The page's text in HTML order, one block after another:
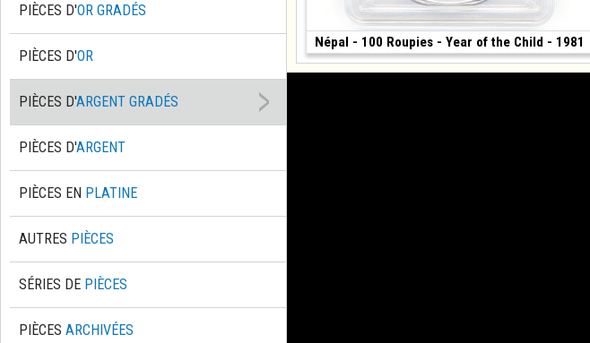
PIÈCES D'OR GRADÉS
PIÈCES D'OR
PIÈCES D'ARGENT GRADÉS
PIÈCES D'ARGENT
PIÈCES EN PLATINE
AUTRES PIÈCES
SÉRIES DE PIÈCES
PIÈCES ARCHIVÉES
Népal - 100 Roupies - Year of the Child - 1981
170 €
(1981 • 19.44 g • 39 mm)